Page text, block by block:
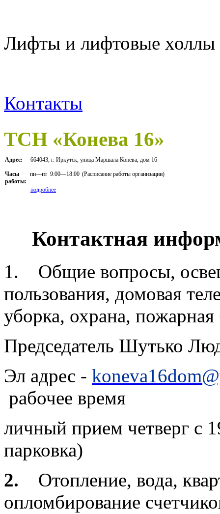
Лифты и лифтовые холлы
Контакты
ТСН «Конева 16»
Адрес: 664043, г. Иркутск, улица Маршала Конева, дом 16
Часы
работы:
пн—пт 9:00—18:00 (Расписание работы организации)
подробнее
Контактная
1. Общие вопросы,
пользования, домовая
уборка, охрана,
Председатель Шутько
Эл адрес -
рабочее время
личный прием четверг с
парковка)
2. Отопление, вода,
опломбирование